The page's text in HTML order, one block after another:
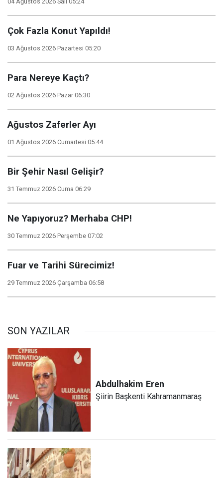
Çok Fazla Konut Yapıldı!
03 Ağustos 2026 Pazartesi 05:20
Para Nereye Kaçtı?
02 Ağustos 2026 Pazar 06:30
Ağustos Zaferler Ayı
01 Ağustos 2026 Cumartesi 05:44
Bir Şehir Nasıl Gelişir?
31 Temmuz 2026 Cuma 06:29
Ne Yapıyoruz? Merhaba CHP!
30 Temmuz 2026 Perşembe 07:02
Fuar ve Tarihi Sürecimiz!
29 Temmuz 2026 Çarşamba 06:58
SON YAZILAR
Abdulhakim Eren
Şiirin Başkenti Kahramanmaraş